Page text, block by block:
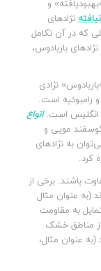
و
نژادهای
که در آن تکامل
باربادوس،
نژادی
رامبوئیه است.
انگلیس است.انواع
مویی و
به نژادهای
کرد.
باشند. برخی از
(به عنوان مثال
به مقاومت
از مناطق خشک
عنوان مثال،